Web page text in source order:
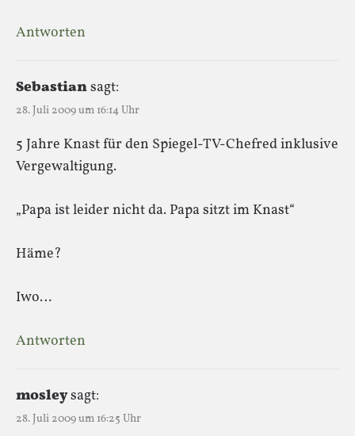
Antworten
Sebastiansagt:
28. Juli 2009 um 16:14 Uhr
5 Jahre Knast für den Spiegel-TV-Chefred inklusive
Vergewaltigung.
„Papa ist leider nicht da. Papa sitzt im Knast“
Häme?
Iwo…
Antworten
mosleysagt:
28. Juli 2009 um 16:25 Uhr